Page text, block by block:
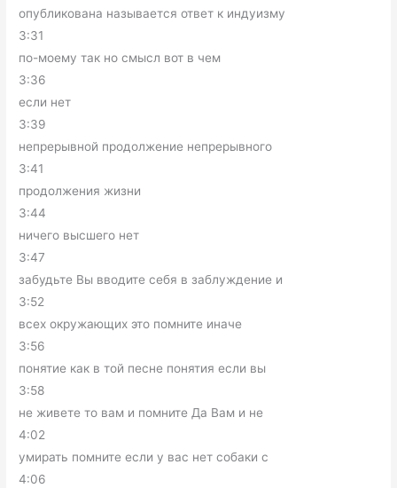
опубликована называется ответ к индуизму
3:31
по-моему так но смысл вот в чем
3:36
если нет
3:39
непрерывной продолжение непрерывного
3:41
продолжения жизни
3:44
ничего высшего нет
3:47
забудьте Вы вводите себя в заблуждение и
3:52
всех окружающих это помните иначе
3:56
понятие как в той песне понятия если вы
3:58
не живете то вам и помните Да Вам и не
4:02
умирать помните если у вас нет собаки с
4:06